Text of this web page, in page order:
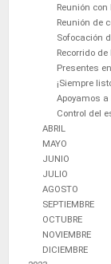
Reunión
Reunión de
Sofocación
Recorrido
Presentes
​¡Siempre
Apoyamos
Control del
ABRIL
MAYO
JUNIO
JULIO
AGOSTO
SEPTIEMBRE
OCTUBRE
NOVIEMBRE
DICIEMBRE